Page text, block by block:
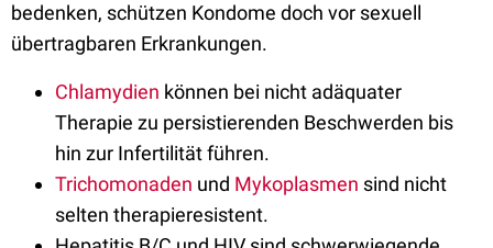
bedenken, schützen Kondome doch vor sexuell
übertragbaren Erkrankungen.
Chlamydien können bei nicht adäquater
Therapie zu persistierenden Beschwerden bis
hin zur Infertilität führen.
Trichomonaden und Mykoplasmen sind nicht
selten therapieresistent.